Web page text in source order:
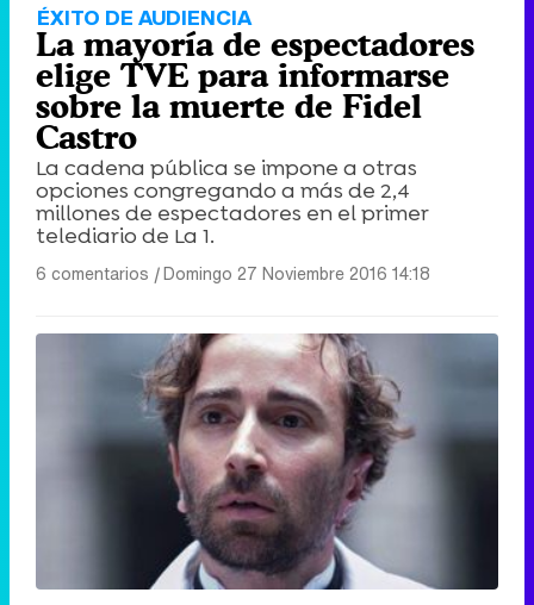
ÉXITO DE AUDIENCIA
La mayoría de espectadores
elige TVE para informarse
sobre la muerte de Fidel
Castro
La cadena pública se impone a otras
opciones congregando a más de 2,4
millones de espectadores en el primer
telediario de La 1.
6 comentarios |Domingo 27 Noviembre 2016 14:18